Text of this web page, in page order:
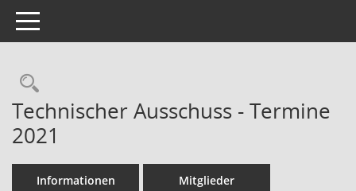
Toggle navigation
Technischer Ausschuss - Termine
2021
Informationen Mitglieder